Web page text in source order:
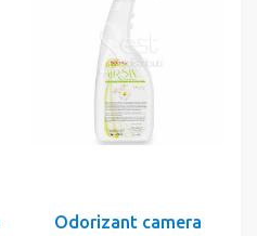
Odorizant camera